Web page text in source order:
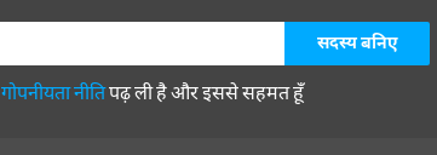
गोपनीयता नीतिपढ़ ली है और इससे सहमत हूँ